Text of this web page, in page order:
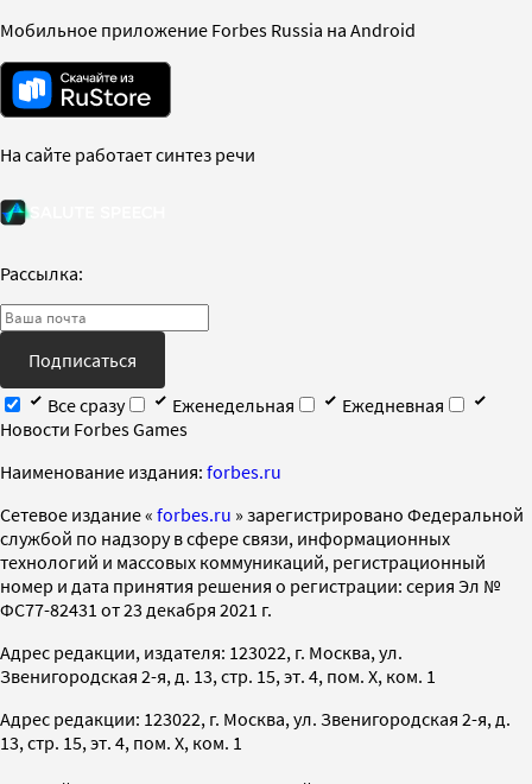
Мобильное приложение Forbes Russia на Android
На сайте работает синтез речи
Рассылка:
Подписаться
Все сразу
Еженедельная
Ежедневная
Новости Forbes Games
Наименование издания: forbes.ru
Cетевое издание « forbes.ru » зарегистрировано Федеральной
службой по надзору в сфере связи, информационных
технологий и массовых коммуникаций, регистрационный
номер и дата принятия решения о регистрации: серия Эл №
ФС77-82431 от 23 декабря 2021 г.
Адрес редакции, издателя: 123022, г. Москва, ул.
Звенигородская 2-я, д. 13, стр. 15, эт. 4, пом. X, ком. 1
Адрес редакции: 123022, г. Москва, ул. Звенигородская 2-я, д.
13, стр. 15, эт. 4, пом. X, ком. 1